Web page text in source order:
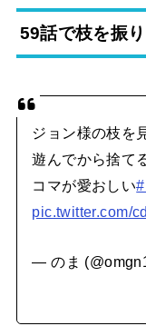
59話で枝を振
ジョン様の枝を
遊んでから捨て
コマが愛おしい
pic.twitter.com/
— のま